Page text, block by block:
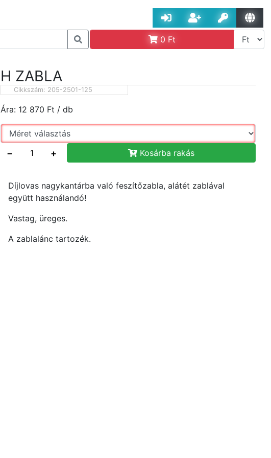
0 Ft
H ZABLA
Cikkszám: 205-2501-125
Ára: 12 870 Ft / db
− + Kosárba rakás
Díjlovas nagykantárba való feszítőzabla, alátét zablával
együtt használandó!
Vastag, üreges.
A zablalánc tartozék.